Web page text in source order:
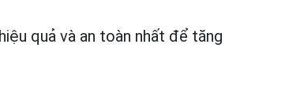
quả và an toàn nhất để tăng